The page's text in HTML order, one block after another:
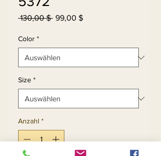
130,00 $ Standardpreis
99,00 $Sale-
Color *
Size *
Anzahl *